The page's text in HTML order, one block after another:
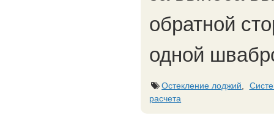
обратной
одной
Остекление лоджий
расчета